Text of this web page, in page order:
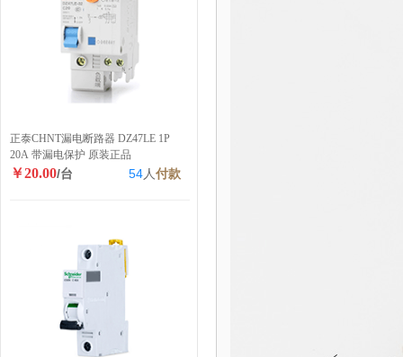
正泰CHNT漏电断路器 DZ47LE 1P
20A 带漏电保护 原装正品
￥20.00/台 54人付款